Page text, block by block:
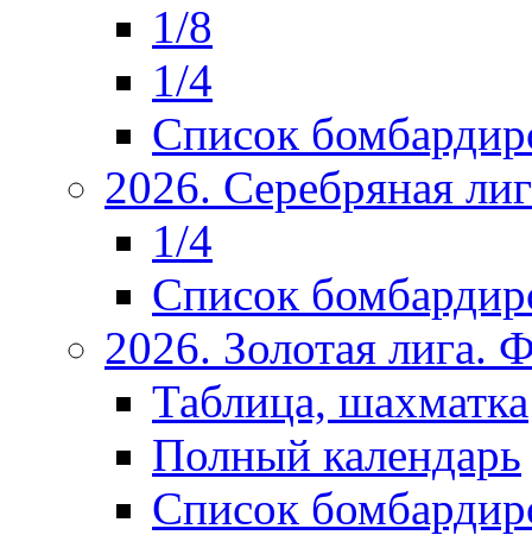
1/8
1/4
Список
2026. Серебряная
1/4
Список
2026. Золотая
Таблица, шахматка
Полный календарь
Список